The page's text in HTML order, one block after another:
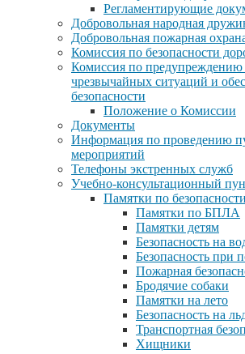
Регламентирующие
Добровольная народная
Добровольная пожарная
Комиссия по безопасности
Комиссия по
чрезвычайных ситуаций и
безопасности
Положение о Комиссии
Документы
Информация по проведению
мероприятий
Телефоны экстренных служб
Учебно-консультационный
Памятки по безопасности
Памятки по БПЛА
Памятки детям
Безопасность на
Безопасность при
Пожарная
Бродячие собаки
Памятки на лето
Безопасность на
Транспортная
Хищники